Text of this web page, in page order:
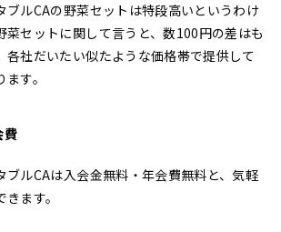
ブルCAの野菜セットは特段高いというわけ
菜セットに関して言うと、数100円の差はも
各社だいたい似たような価格帯で提供して
す。
ブルCAは入会金無料・年会費無料と、気軽
ます。